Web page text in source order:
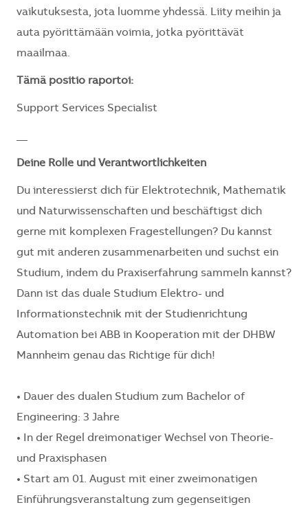
vaikutuksesta, jota luomme yhdessä. Liity meihin ja
auta pyörittämään voimia, jotka pyörittävät
maailmaa.
Tämä positio raportoi:
Support Services Specialist
Deine Rolle und Verantwortlichkeiten
Du interessierst dich für Elektrotechnik, Mathematik
und Naturwissenschaften und beschäftigst dich
gerne mit komplexen Fragestellungen? Du kannst
gut mit anderen zusammenarbeiten und suchst ein
Studium, indem du Praxiserfahrung sammeln kannst?
Dann ist das duale Studium Elektro- und
Informationstechnik mit der Studienrichtung
Automation bei ABB in Kooperation mit der DHBW
Mannheim genau das Richtige für dich!
• Dauer des dualen Studium zum Bachelor of
Engineering: 3 Jahre
• In der Regel dreimonatiger Wechsel von Theorie-
und Praxisphasen
• Start am 01. August mit einer zweimonatigen
Einführungsveranstaltung zum gegenseitigen